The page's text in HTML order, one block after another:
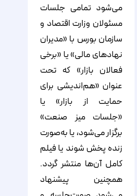
می‌شود تمامی جلسات
مسئولان وزارت اقتصاد و
سازمان بورس با «مدیران
نهادهای مالی» یا «برخی
فعالان بازار» که تحت
عنوان «هم‌اندیشی برای
حمایت از بازار» یا
«جلسات میز صنعت»
برگزار می‌شود، یا به‌صورت
زنده پخش شوند یا فیلم
کامل آن‌ها منتشر گردد.
همچنین پیشنهاد